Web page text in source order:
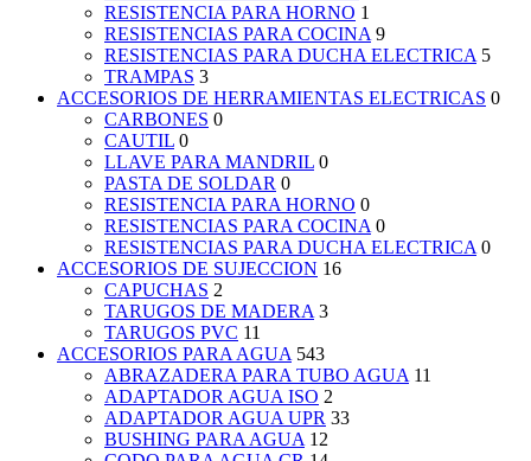
RESISTENCIA PARA HORNO 1
RESISTENCIAS PARA COCINA 9
RESISTENCIAS PARA DUCHA ELECTRICA 5
TRAMPAS 3
ACCESORIOS DE HERRAMIENTAS ELECTRICAS 0
CARBONES 0
CAUTIL 0
LLAVE PARA MANDRIL 0
PASTA DE SOLDAR 0
RESISTENCIA PARA HORNO 0
RESISTENCIAS PARA COCINA 0
RESISTENCIAS PARA DUCHA ELECTRICA 0
ACCESORIOS DE SUJECCION 16
CAPUCHAS 2
TARUGOS DE MADERA 3
TARUGOS PVC 11
ACCESORIOS PARA AGUA 543
ABRAZADERA PARA TUBO AGUA 11
ADAPTADOR AGUA ISO 2
ADAPTADOR AGUA UPR 33
BUSHING PARA AGUA 12